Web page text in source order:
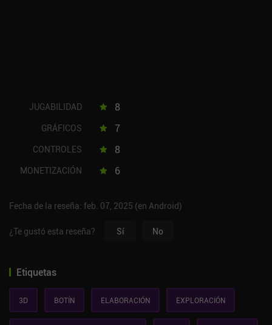
JUGABILIDAD 8
GRÁFICOS 7
CONTROLES 8
MONETIZACIÓN 6
Fecha de la reseña: feb. 07, 2025 (en Android)
¿Te gustó esta reseña? Sí No
Etiquetas
3D BOTÍN ELABORACIÓN EXPLORACIÓN